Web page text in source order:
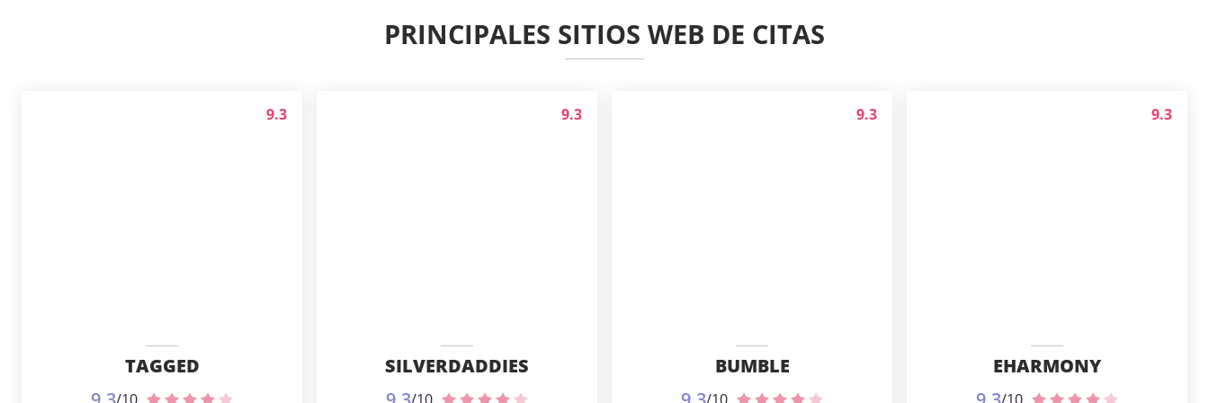
PRINCIPALES SITIOS WEB DE CITAS
TAGGED
9.3
SILVERDADDIES
9.3
BUMBLE
9.3
EHARMONY
9.3